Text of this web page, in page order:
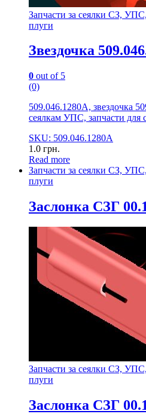
Запчасти за сеялки СЗ,
плуги
Звездочка
0 out of 5
(0)
509.046.1280А, звездочка
сеялкам УПС, запчасти для
SKU: 509.046.1280А
1.0 грн.
Read more
Запчасти за сеялки СЗ,
плуги
Заслонка СЗГ
Запчасти за сеялки СЗ,
плуги
Заслонка СЗГ